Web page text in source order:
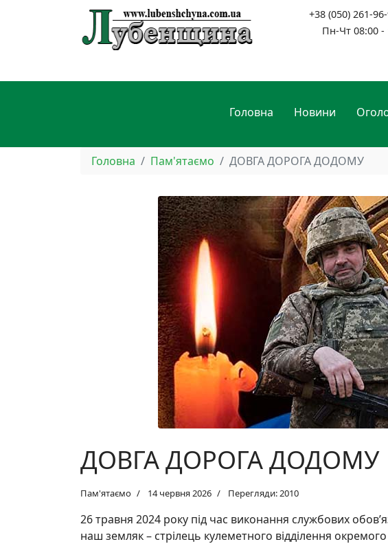
+38 (050) 261-
Пн-Чт 08:00
Головна Новини
Головна Пам'ятаємо ДОВГА ДОРОГА ДОДОМУ
ДОВГА ДОРОГА ДОДОМУ
Пам'ятаємо 14 червня 2026 Перегляди: 2010
26 травня 2024 року під час виконання службових
наш земляк – стрілець кулеметного відділення